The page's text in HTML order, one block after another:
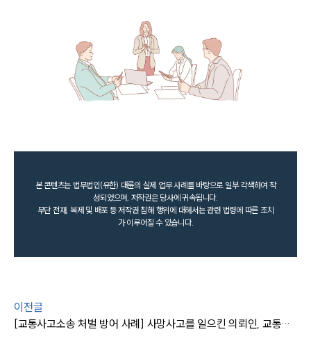
본 콘텐츠는 법무법인(유한) 대륜의 실제 업무 사례를 바탕으로 일부 각색하여 작
성되었으며, 저작권은 당사에 귀속됩니다.
무단 전재, 복제 및 배포 등 저작권 침해 행위에 대해서는 관련 법령에 따른 조치
가 이루어질 수 있습니다.
이전글
[교통사고소송 처벌 방어 사례] 사망사고를 일으킨 의뢰인, 교통사고소송 결과 “집행유예“ 받아내